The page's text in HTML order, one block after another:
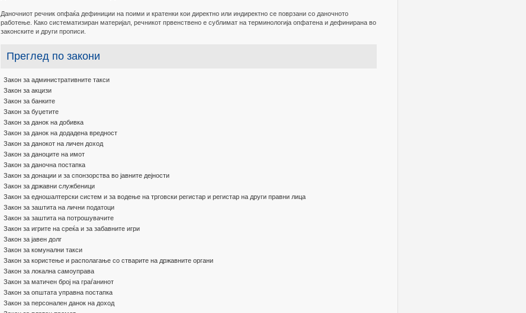
Даночниот речник опфаќа дефиниции на поими и кратенки кои директно или индиректно се поврзани со даночното
работење. Како систематизиран материјал, речникот првенствено е сублимат на терминологија опфатена и дефинирана во
законските и други прописи.
Преглед по закони
Закон за административните такси
Закон за акцизи
Закон за банките
Закон за буџетите
Закон за данок на добивка
Закон за данок на додадена вредност
Закон за данокот на личен доход
Закон за даноците на имот
Закон за даночна постапка
Закон за донации и за спонзорства во јавните дејности
Закон за државни службеници
Закон за едношалтерски систем и за водење на трговски регистар и регистар на други правни лица
Закон за заштита на лични податоци
Закон за заштита на потрошувачите
Закон за игрите на среќа и за забавните игри
Закон за јавен долг
Закон за комунални такси
Закон за користење и располагање со стварите на државните органи
Закон за локална самоуправа
Закон за матичен број на граѓанинот
Закон за општата управна постапка
Закон за персонален данок на доход